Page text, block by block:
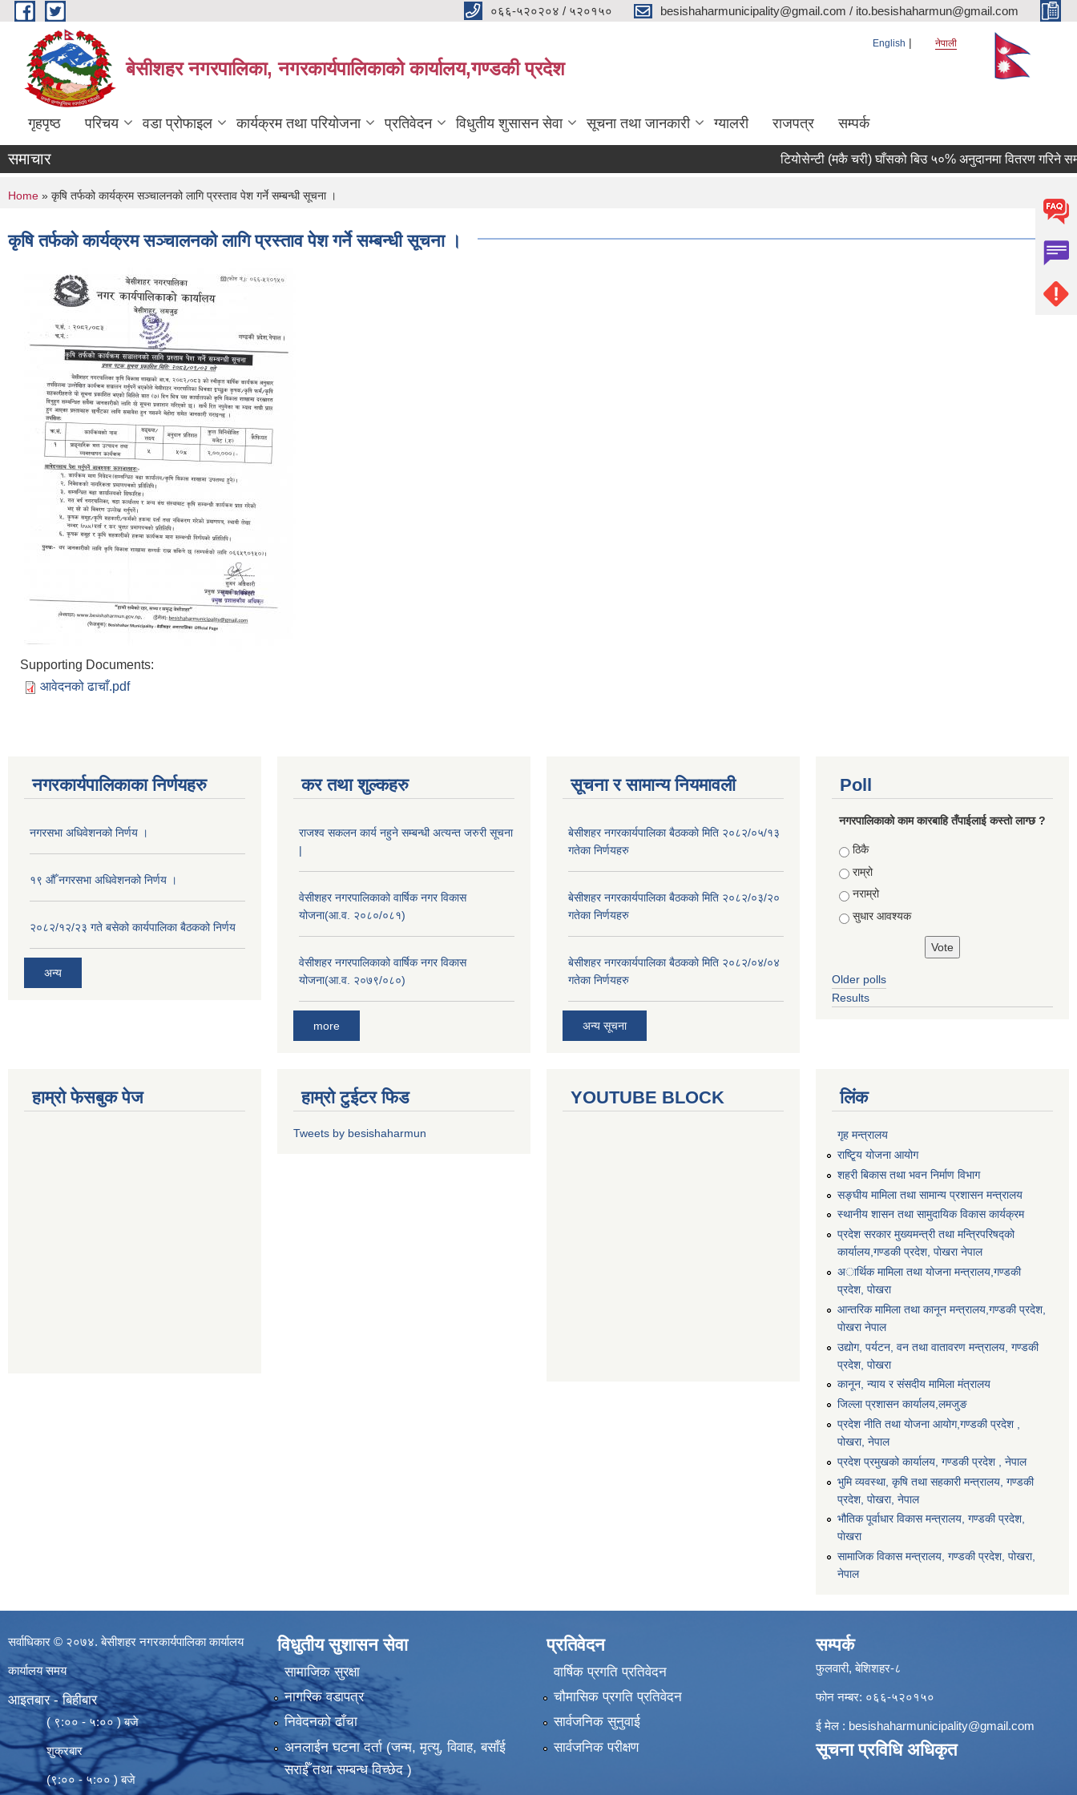
Skip to main content ०६६-५२०२०४ / ५२०१५० besishaharmunicipality@gmail.com / ito.besishaharmun@gmail.com
बेसीशहर नगरपालिका, नगरकार्यपालिकाको कार्यालय,गण्डकी प्रदेश
English नेपाली
गृहपृष्ठ परिचय वडा प्रोफाइल कार्यक्रम तथा परियोजना प्रतिवेदन विधुतीय शुसासन सेवा सूचना तथा जानकारी ग्यालरी राजपत्र सम्पर्क
समाचार टियोसेन्टी (मकै चरी) घाँसको बिउ ५०% अनुदानमा वितरण गरिने
You are here
Home » कृषि तर्फको कार्यक्रम सञ्चालनको लागि प्रस्ताव पेश गर्ने सम्बन्धी सूचना ।
कृषि तर्फको कार्यक्रम सञ्चालनको लागि प्रस्ताव पेश गर्ने सम्बन्धी सूचना ।
Supporting Documents:
आवेदनको ढाचाँ.pdf
नगरकार्यपालिकाका निर्णयहरु
नगरसभा अधिवेशनको निर्णय ।
१९ औँ नगरसभा अधिवेशनको निर्णय ।
२०८२/१२/२३ गते बसेको कार्यपालिका बैठकको निर्णय
अन्य
कर तथा शुल्कहरु
राजश्व सकलन कार्य नहुने सम्बन्धी अत्यन्त जरुरी सूचना
|
वेसीशहर नगरपालिकाको वार्षिक नगर विकास
योजना(आ.व. २०८०/०८१)
वेसीशहर नगरपालिकाको वार्षिक नगर विकास
योजना(आ.व. २०७९/०८०)
more
सूचना र सामान्य नियमावली
बे‍‍सीशहर नगरकार्यपालिका बैठककाे मिति २०८२/०५/१३
गतेका निर्णयहरु
बे‍‍सीशहर नगरकार्यपालिका बैठककाे मिति २०८२/०३/२०
गतेका निर्णयहरु
बे‍‍सीशहर नगरकार्यपालिका बैठककाे मिति २०८२/०४/०४
गतेका निर्णयहरु
अन्य सूचना
Poll
नगरपालिकाको काम कारबाहि तँपाईलाई कस्तो लाग्छ ?
Choices
ठिकै
राम्रो
नराम्रो
सुधार आवश्यक
Older polls
Results
हाम्रो फेसबुक पेज हाम्रो टुईटर फिड
Tweets by besishaharmun
YOUTUBE BLOCK लिंक
गृह मन्त्रालय
राष्टि्ृय योजना आयोग
शहरी बिकास तथा भवन निर्माण विभाग
सङ्घीय मामिला तथा सामान्य प्रशासन मन्त्रालय
स्थानीय शासन तथा सामुदायिक विकास कार्यक्रम
प्रदेश सरकार मुख्यमन्त्री तथा मन्त्रिपरिषद्को
कार्यालय,गण्डकी प्रदेश, पाेखरा नेपाल
अार्थिक मामिला तथा योजना मन्त्रालय,गण्डकी
प्रदेश, पोखरा
आन्तरिक मामिला तथा कानून मन्त्रालय,गण्डकी प्रदेश,
पाेखरा नेपाल
उद्योग, पर्यटन, वन तथा वातावरण मन्त्रालय, गण्डकी
प्रदेश, पोखरा
कानून, न्याय र संसदीय मामिला मंत्रालय
जिल्ला प्रशासन कार्यालय,लमजुङ
प्रदेश नीति तथा योजना आयोग,गण्डकी प्रदेश ,
पोखरा, नेपाल
प्रदेश प्रमुखको कार्यालय, गण्डकी प्रदेश , नेपाल
भुमि व्यवस्था, कृषि तथा सहकारी मन्त्रालय, गण्डकी
प्रदेश, पोखरा, नेपाल
भौतिक पूर्वाधार विकास मन्त्रालय, गण्डकी प्रदेश,
पाेखरा
सामाजिक विकास मन्त्रालय, गण्डकी प्रदेश, पोखरा,
नेपाल
सर्वाधिकार © २०७४. बेसीशहर नगरकार्यपालिका कार्यालय
कार्यालय समय
आइतबार - बिहीबार
( ९:०० - ५:०० ) बजे
शुक्रबार
(९:०० - ५:०० ) बजे
विधुतीय सुशासन सेवा
सामाजिक सुरक्षा
नागरिक वडापत्र
निवेदनको ढाँचा
अनलाईन घटना दर्ता (जन्म, मृत्यु, विवाह, बसाँई
सराईँ तथा सम्बन्ध विच्छेद )
प्रतिवेदन
वार्षिक प्रगति प्रतिवेदन
चौमासिक प्रगति प्रतिवेदन
सार्वजनिक सुनुवाई
सार्वजनिक परीक्षण
सम्पर्क
फुलवारी, बेशिशहर-८
फोन नम्बर: ०६६-५२०१५०
ई मेल : besishaharmunicipality@gmail.com
सूचना प्रविधि अधिकृत